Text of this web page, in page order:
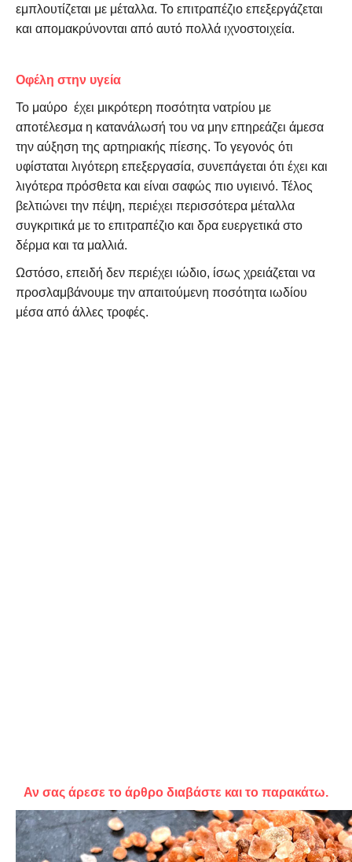
εμπλουτίζεται με μέταλλα. Το επιτραπέζιο επεξεργάζεται
και απομακρύνονται από αυτό πολλά ιχνοστοιχεία.
Οφέλη στην υγεία
Το μαύρο έχει μικρότερη ποσότητα νατρίου με
αποτέλεσμα η κατανάλωσή του να μην επηρεάζει άμεσα
την αύξηση της αρτηριακής πίεσης. Το γεγονός ότι
υφίσταται λιγότερη επεξεργασία, συνεπάγεται ότι έχει και
λιγότερα πρόσθετα και είναι σαφώς πιο υγιεινό. Τέλος
βελτιώνει την πέψη, περιέχει περισσότερα μέταλλα
συγκριτικά με το επιτραπέζιο και δρα ευεργετικά στο
δέρμα και τα μαλλιά.
Ωστόσο, επειδή δεν περιέχει ιώδιο, ίσως χρειάζεται να
προσλαμβάνουμε την απαιτούμενη ποσότητα ιωδίου
μέσα από άλλες τροφές.
Αν σας άρεσε το άρθρο διαβάστε και το παρακάτω.